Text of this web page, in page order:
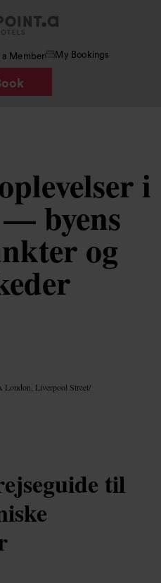
a Member My Bookings
i
byens
og
London, Liverpool Street/
til